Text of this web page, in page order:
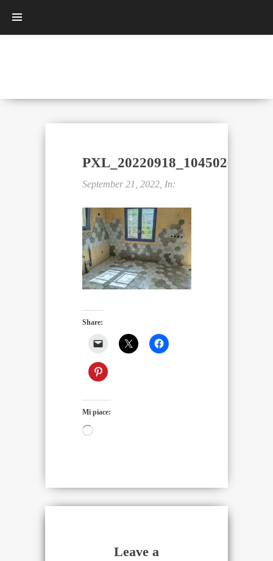
September 21, 2022, In:
Share:
Mi piace:
Caricamento
Leave a